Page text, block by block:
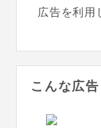
広告を利用
こんな広